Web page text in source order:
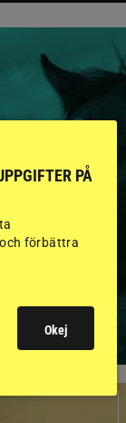
I
MED
PÅ
förbättra
Okej